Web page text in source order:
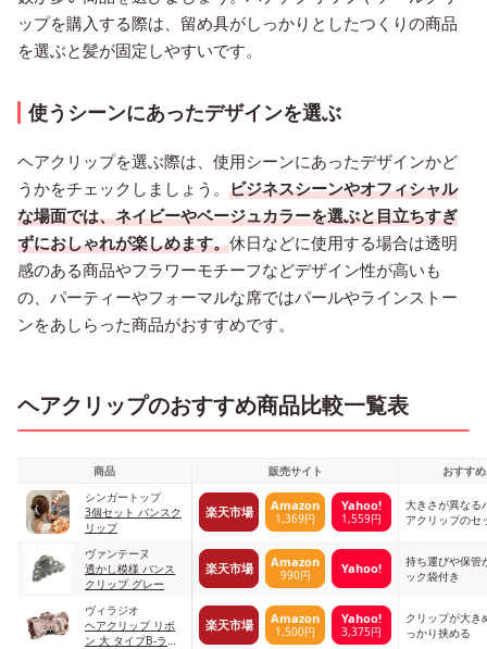
ップを購入する際は、留め具がしっかりとしたつくりの商品
を選ぶと髪が固定しやすいです。
使うシーンにあったデザインを選ぶ
ヘアクリップを選ぶ際は、使用シーンにあったデザインかど
うかをチェックしましょう。 ビジネスシーンやオフィシャル
な場面では、ネイビーやベージュカラーを選ぶと目立ちすぎ
ずにおしゃれが楽しめます。休日などに使用する場合は透明
感のある商品やフラワーモチーフなどデザイン性が高いも
の、パーティーやフォーマルな席ではパールやラインストー
ンをあしらった商品がおすすめです。
ヘアクリップのおすすめ商品比較一覧表
商品 販売サイト
おすす
シンガートップ
3個セット バンスク
リップ
楽天市場 Amazon
1,369円
Yahoo!
1,559円
大きさが異なる
アクリップのセ
ヴァンテーヌ
透かし模様 バンス
クリップ グレー
楽天市場 Amazon
990円 Yahoo!
持ち運びや保管
ック袋付き
ヴィラジオ
ヘアクリップ リボ
ン 大 タイプB-ラベ
楽天市場 Amazon
1,500円
Yahoo!
3,375円
クリップが大き
っかり挟める